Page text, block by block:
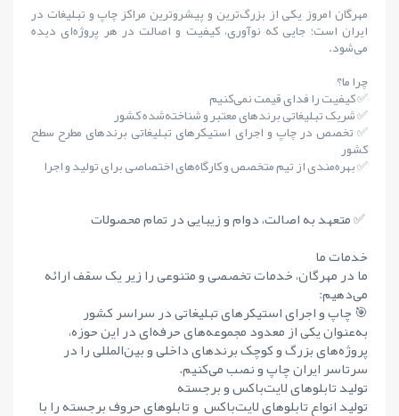
مهرگان امروز یکی از بزرگ‌ترین و پیشروترین مراکز چاپ و تبلیغات در
ایران است؛ جایی که نوآوری، کیفیت و اصالت در هر پروژه‌ای دیده
می‌شود.
چرا ما؟
✅ کیفیت را فدای قیمت نمی‌کنیم
✅ شریک تبلیغاتی برندهای معتبر و شناخته‌شده کشور
✅ تخصص در چاپ و اجرای استیکرهای تبلیغاتی برندهای مطرح سطح
کشور
✅ بهره‌مندی از تیم متخصص و کارگاه‌های اختصاصی برای تولید و اجرا
✅ متعهد به اصالت، دوام و زیبایی در تمام محصولات
خدمات ما
ما در مهرگان، خدمات تخصصی و متنوعی را زیر یک سقف ارائه
می‌دهیم:
🎯 چاپ و اجرای استیکرهای تبلیغاتی در سراسر کشور
به‌عنوان یکی از معدود مجموعه‌های حرفه‌ای در این حوزه،
پروژه‌های بزرگ و کوچک برندهای داخلی و بین‌المللی را در
سرتاسر ایران چاپ و نصب می‌کنیم.
تولید تابلوهای لایت‌باکس و برجسته
تولید انواع تابلوهای لایت‌باکس و تابلوهای حروف برجسته را با